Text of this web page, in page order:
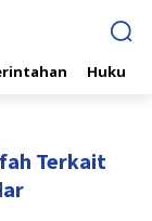
Hukum
Terkait